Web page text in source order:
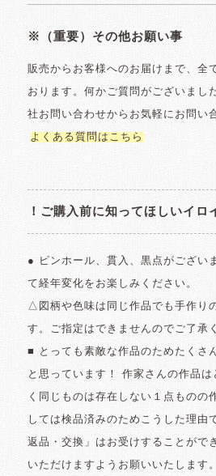
※（重要）その他お願い事
販売からお客様へのお届けまで、全
おります。何かご質問がございまし
社お問い合わせからお気軽にお問い
よくある質問はこちら
！ご購入前に知ってほしいイロ
● ピンホール、貫入、黒点がござい
て経年変化をお楽しみください。
△図柄や色味は同じ作品でも手作り
す。ご指定はできませんのでご了承
■ とっても素敵な作品のためたくさ
と思っています！ 作家さんの作品
く同じものは存在しない１点ものの
しては検品済みのためこうした理由
返品・交換」はお受けすることがで
いただけますようお願いいたします。